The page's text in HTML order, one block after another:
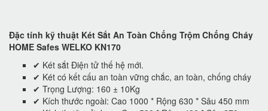
Đặc tính kỹ thuật Két Sắt An Toàn Chống Trộm Chống Cháy
HOME Safes WELKO KN170
✔ Két sắt Điện tử thế hệ mới.
✔ Két có kết cấu an toàn vững chắc, an toàn, chống cháy
✔ Trọng Lượng: 160 ± 10Kg
✔ Kích thước ngoài: Cao 1000 * Rộng 630 * Sâu 450 mm